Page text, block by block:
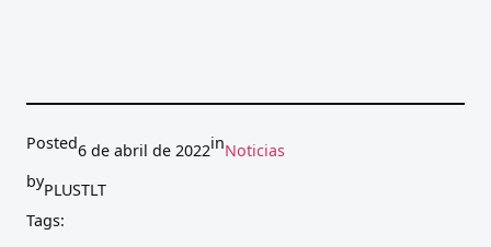
Posted6 de abril de 2022inNoticias
byPLUSTLT
Tags: